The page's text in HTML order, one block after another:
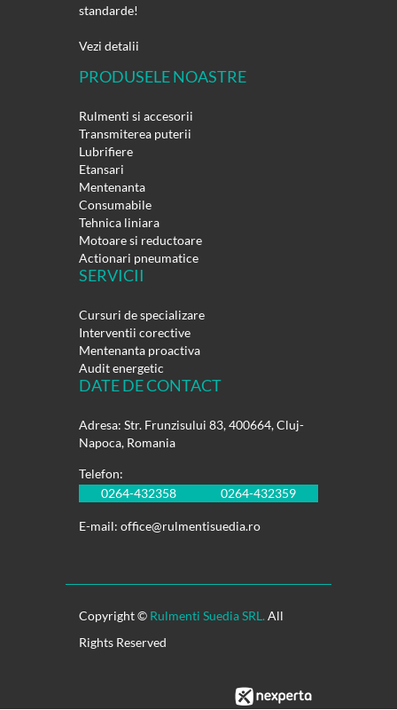
standarde!
Vezi detalii
PRODUSELE NOASTRE
Rulmenti si accesorii
Transmiterea puterii
Lubrifiere
Etansari
Mentenanta
Consumabile
Tehnica liniara
Motoare si reductoare
Actionari pneumatice
SERVICII
Cursuri de specializare
Interventii corective
Mentenanta proactiva
Audit energetic
DATE DE CONTACT
Adresa: Str. Frunzisului 83, 400664, Cluj-
Napoca, Romania
Telefon:
0264-432358
0264-432359
E-mail: office@rulmentisuedia.ro
Copyright © Rulmenti Suedia SRL. All
Rights Reserved